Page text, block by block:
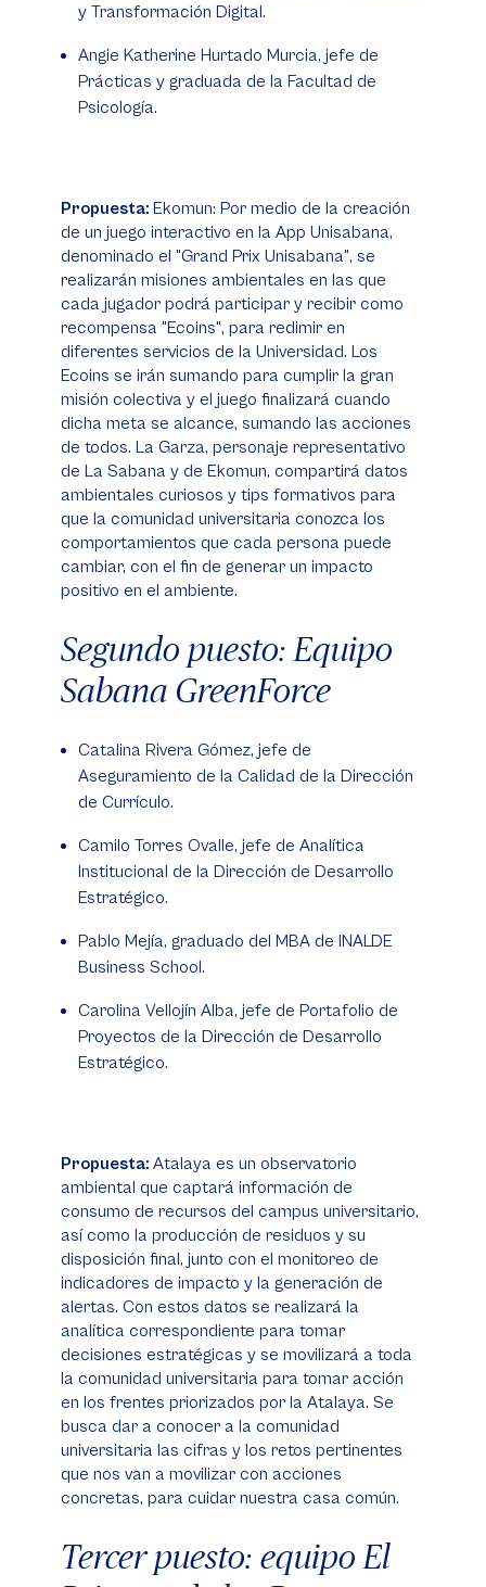
y Transformación Digital.
Angie Katherine Hurtado Murcia, jefe de
Prácticas y graduada de la Facultad de
Psicología.
Propuesta: Ekomun: Por medio de la creación
de un juego interactivo en la App Unisabana,
denominado el "Grand Prix Unisabana", se
realizarán misiones ambientales en las que
cada jugador podrá participar y recibir como
recompensa "Ecoins", para redimir en
diferentes servicios de la Universidad. Los
Ecoins se irán sumando para cumplir la gran
misión colectiva y el juego finalizará cuando
dicha meta se alcance, sumando las acciones
de todos. La Garza, personaje representativo
de La Sabana y de Ekomun, compartirá datos
ambientales curiosos y tips formativos para
que la comunidad universitaria conozca los
comportamientos que cada persona puede
cambiar, con el fin de generar un impacto
positivo en el ambiente.
Segundo puesto: Equipo
Sabana GreenForce
Catalina Rivera Gómez, jefe de
Aseguramiento de la Calidad de la Dirección
de Currículo.
Camilo Torres Ovalle, jefe de Analítica
Institucional de la Dirección de Desarrollo
Estratégico.
Pablo Mejía, graduado del MBA de INALDE
Business School.
Carolina Vellojín Alba, jefe de Portafolio de
Proyectos de la Dirección de Desarrollo
Estratégico.
Propuesta: Atalaya es un observatorio
ambiental que captará información de
consumo de recursos del campus universitario,
así como la producción de residuos y su
disposición final, junto con el monitoreo de
indicadores de impacto y la generación de
alertas. Con estos datos se realizará la
analítica correspondiente para tomar
decisiones estratégicas y se movilizará a toda
la comunidad universitaria para tomar acción
en los frentes priorizados por la Atalaya. Se
busca dar a conocer a la comunidad
universitaria las cifras y los retos pertinentes
que nos van a movilizar con acciones
concretas, para cuidar nuestra casa común.
Tercer puesto: equipo El